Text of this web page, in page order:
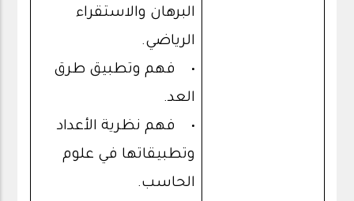
البرهان والاستقراء
الرياضي.
• فهم وتطبيق طرق
العد.
• فهم نظرية الأعداد
وتطبيقاتها في علوم
الحاسب.